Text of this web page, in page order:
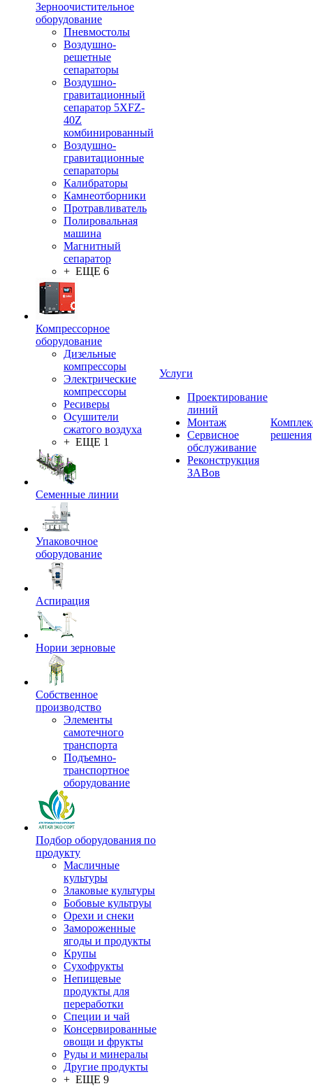
Зерноочистительное
оборудование
Пневмостолы
Воздушно-
решетные
сепараторы
Воздушно-
гравитационный
сепаратор 5XFZ-
40Z
комбинированный
Воздушно-
гравитационные
сепараторы
Калибраторы
Камнеотборники
Протравливатель
Полировальная
машина
Магнитный
сепаратор
+ ЕЩЕ 6
Компрессорное
оборудование
Дизельные
компрессоры
Электрические
компрессоры
Ресиверы
Осушители
сжатого воздуха
+ ЕЩЕ 1
Семенные линии
Упаковочное
оборудование
Аспирация
Нории зерновые
Собственное
производство
Элементы
самотечного
транспорта
Подъемно-
транспортное
оборудование
Подбор оборудования по
продукту
Масличные
культуры
Злаковые культуры
Бобовые культруы
Орехи и снеки
Замороженные
ягоды и продукты
Крупы
Сухофрукты
Непищевые
продукты для
переработки
Специи и чай
Консервированные
овощи и фрукты
Руды и минералы
Другие продукты
+ ЕЩЕ 9
Услуги
Проектирование
линий
Монтаж
Сервисное
обслуживание
Реконструкция
ЗАВов
решения